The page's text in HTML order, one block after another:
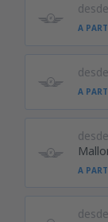
desde
A
desde
A
desde
A
desde